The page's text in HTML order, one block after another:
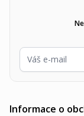
Informace o